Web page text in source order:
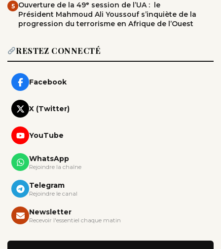
5 Ouverture de la 49ᵉ session de l’UA : le
Président Mahmoud Ali Youssouf s’inquiète de la
progression du terrorisme en Afrique de l’Ouest
RESTEZ CONNECTÉ
Facebook
X (Twitter)
YouTube
WhatsApp
Rejoindre la chaîne
Telegram
Rejoindre le canal
Newsletter
Recevoir l'essentiel chaque matin